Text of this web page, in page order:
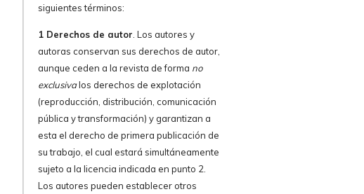
siguientes términos:
1 Derechos de autor. Los autores y
autoras conservan sus derechos de autor,
aunque ceden a la revista de forma no
exclusivalos derechos de explotación
(reproducción, distribución, comunicación
pública y transformación) y garantizan a
esta el derecho de primera publicación de
su trabajo, el cual estará simultáneamente
sujeto a la licencia indicada en punto 2.
Los autores pueden establecer otros